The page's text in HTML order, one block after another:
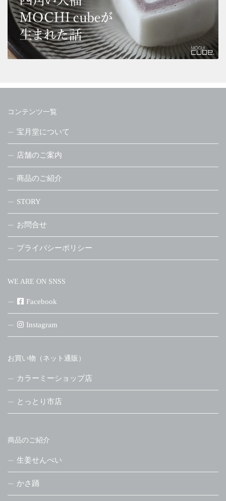
コンテンツ一覧
宝月堂について
店舗のご案内
商品のご紹介
STORY
お問合せ
プライバシーポリシー
WE ARE ON SNSS
Facebook
Instagram
お買い物（ネット通販）
カラーミーショップ店
とっとり市店
商品のご紹介
生姜せんべい
かさ踊